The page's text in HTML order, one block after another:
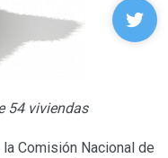
54 viviendas
Comisión Nacional de